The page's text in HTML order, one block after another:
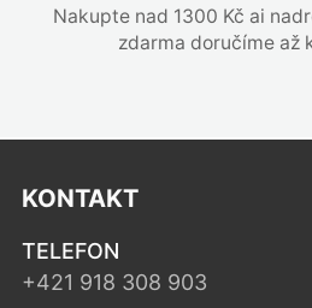
Nakupte nad 1300 Kč ai
zdarma doručíme až
KONTAKT
TELEFON
+421 918 308 903